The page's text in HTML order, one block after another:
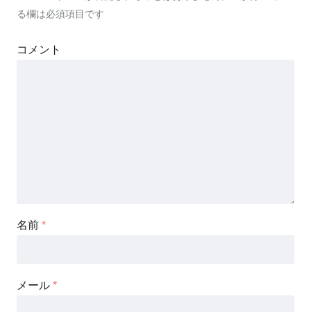
る欄は必須項目です
コメント
名前 *
メール *